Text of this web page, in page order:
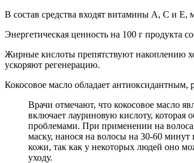
В состав средства входят витамины A, С и
Энергетическая ценность на 100 г продукта
Жирные кислоты препятствуют накоплению
ускоряют регенерацию.
Кокосовое масло обладает
Врачи отмечают, что кокосовое масло
включает лауриновую кислоту,
проблемами. При применении на
маску, нанося на волосы на 30-60
кожи, так как у некоторых людей оно
уходу.